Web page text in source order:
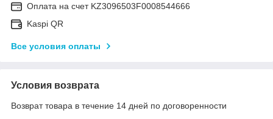
Оплата на счет KZ3096503F0008544666
Kaspi QR
Все условия оплаты
Условия возврата
Возврат товара в течение 14 дней по договоренности